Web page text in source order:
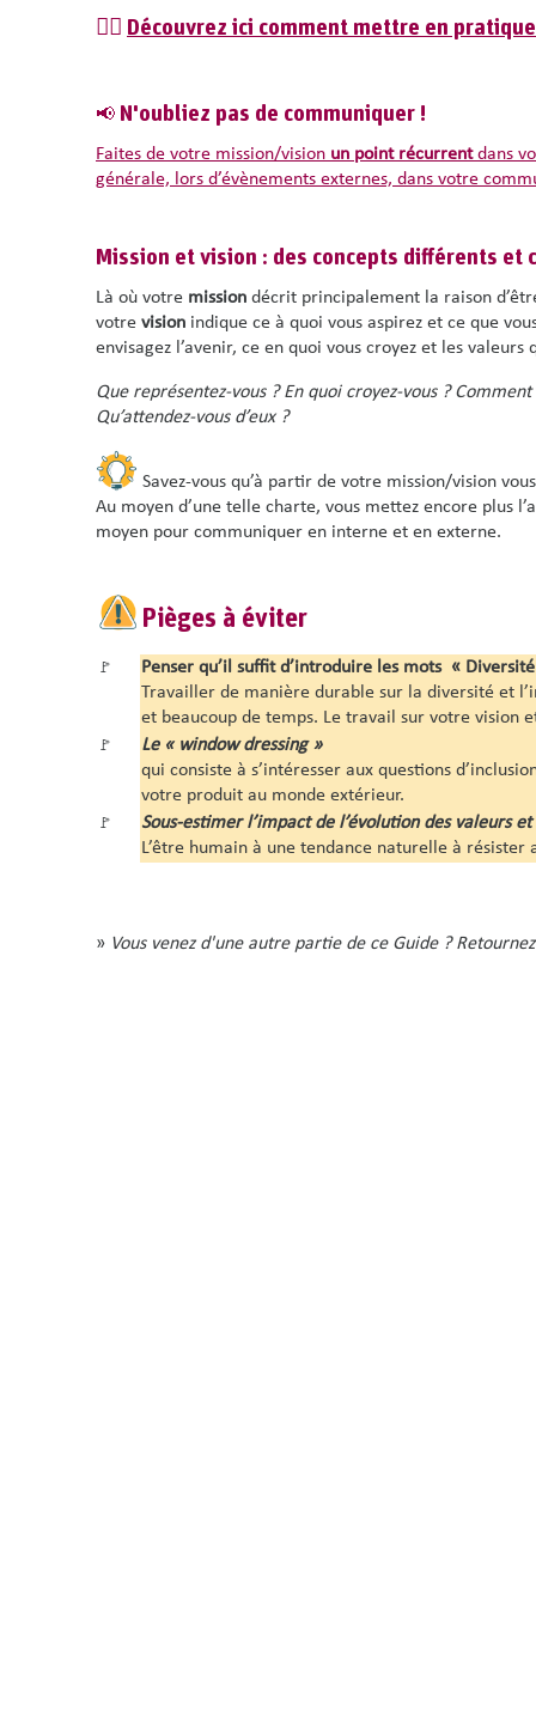
👉🏽 Découvrez ici comment mettre en
📢 N'oubliez pas de communiquer !
Faites de votre mission/vision un point récurrentdans
générale, lors d’évènements externes, dans votre
Mission et vision : des concepts différents et
Là où votre mission décrit principalement la raison
votre vision indique ce à quoi vous aspirez et ce que
envisagez l’avenir, ce en quoi vous croyez et les
Que représentez-vous ? En quoi croyez-vous ?
Qu’attendez-vous d’eux ?
Savez-vous qu’à partir de votre mission/vision
Au moyen d’une telle charte, vous mettez encore plus
moyen pour communiquer en interne et en externe.
Pièges à éviter
🚩
Penser qu’il suffit d’introduire les mots «
Travailler de manière durable sur la diversité et
et beaucoup de temps. Le travail sur votre vision
🚩 Le « window dressing »
qui consiste à s’intéresser aux questions
votre produit au monde extérieur.
🚩
Sous-estimer l’impact de l’évolution des valeurs
L’être humain à une tendance naturelle à
» Vous venez d'une autre partie de ce Guide ?